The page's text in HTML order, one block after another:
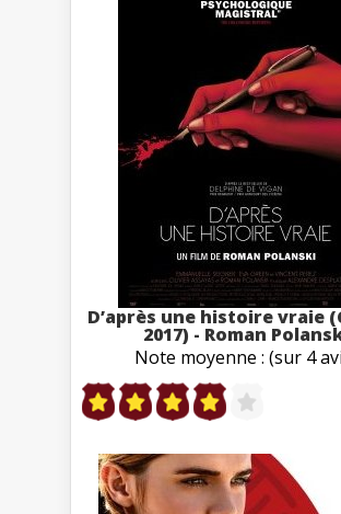
D’après une histoire vraie
2017) - Roman
Note moyenne : (sur 4